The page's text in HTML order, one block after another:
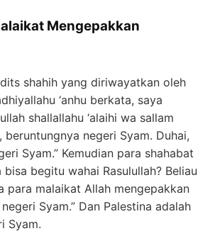
Mengepakkan
shahih yang diriwayatkan oleh
‘anhu berkata, saya
shallallahu ‘alaihi wa sallam
beruntungnya negeri Syam. Duhai,
Syam.” Kemudian para shahabat
begitu wahai Rasulullah? Beliau
para malaikat Allah mengepakkan
Syam.” Dan Palestina adalah
Syam.